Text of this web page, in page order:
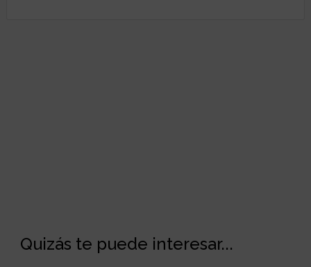
Quizás te puede interesar...